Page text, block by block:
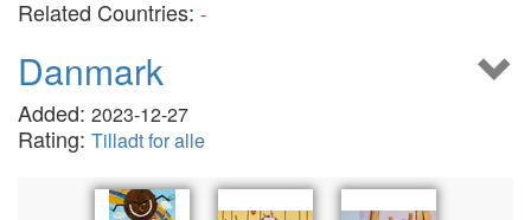
Related Countries: -
Danmark
Added: 2023-12-27
Rating: Tilladt for alle